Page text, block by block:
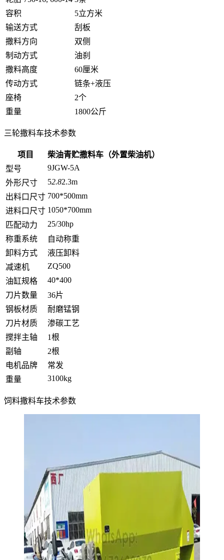
容积
5立方米
输送方式
刮板
撒料方向
双侧
制动方式
油刹
撒料高度
60厘米
传动方式
链条+液压
座椅
2个
重量
1800公斤
三轮撒料车技术参数
项目
柴油青贮撒料车（外置柴油机）
型号
9JGW-5A
外形尺寸
52.82.3m
出料口尺寸 700*500mm
进料口尺寸 1050*700mm
匹配动力
25/30hp
称重系统
自动称重
卸料方式
液压卸料
减速机
ZQ500
油缸规格
40*400
刀片数量
36片
钢板材质
耐磨锰钢
刀片材质
渗碳工艺
搅拌主轴
1根
副轴
2根
电机品牌
常发
重量
3100kg
饲料撒料车技术参数